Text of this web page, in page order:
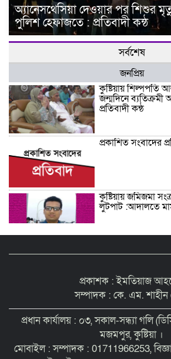
অ্যানেসথেসিয়া দেওয়ার পর শিশুর
পুলিশ হেফাজতে : প্রতিবাদী কন্ঠ
সর্বশেষ
জনপ্রিয়
কুষ্টিয়ায় শিল্পপতি
জন্মদিনে ব্যতিক্রমী
প্রতিবাদী কন্ঠ
প্রকাশিত সংবাদের
কুষ্টিয়ায় জমিজমা
লুটপাট :আদালতে
শিশু সন্তানকে আটকে
লেকচারার পদে
প্রতিবাদী কন্ঠ
প্রকাশক : ইমতিয়াজ
সম্পাদক : কে. এম. শাহীন
প্রধান কার্যালয় : ০৩, সকাল-সন্ধ্যা গলি
মজমপুর, কুষ্টিয়া ।
মোবাইল : সম্পাদক : 01711966253,